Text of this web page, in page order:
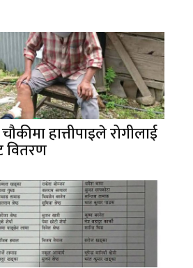
हात्तीपाइले रोगीलाई